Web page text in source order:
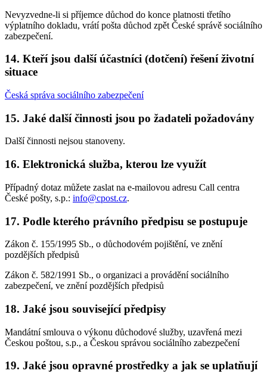
Nevyzvedne-li si příjemce důchod do konce platnosti třetího
výplatního dokladu, vrátí pošta důchod zpět České správě sociálního
zabezpečení.
14. Kteří jsou další účastníci (dotčení) řešení životní
situace
Česká správa sociálního zabezpečení
15. Jaké další činnosti jsou po žadateli požadovány
Další činnosti nejsou stanoveny.
16. Elektronická služba, kterou lze využít
Případný dotaz můžete zaslat na e-mailovou adresu Call centra
České pošty, s.p.: info@cpost.cz.
17. Podle kterého právního předpisu se postupuje
Zákon č. 155/1995 Sb., o důchodovém pojištění, ve znění
pozdějších předpisů
Zákon č. 582/1991 Sb., o organizaci a provádění sociálního
zabezpečení, ve znění pozdějších předpisů
18. Jaké jsou související předpisy
Mandátní smlouva o výkonu důchodové služby, uzavřená mezi
Českou poštou, s.p., a Českou správou sociálního zabezpečení
19. Jaké jsou opravné prostředky a jak se uplatňují